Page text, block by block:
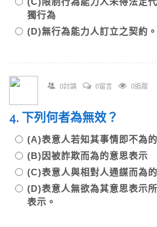
獨行為
(D)無行為能力人訂立之契約。
0討論 0留言 0追蹤
4. 下列何者為無效？
(A)表意人若知其事情即不為
(B)因被詐欺而為的意思表示
(C)表意人與相對人通謀而為
(D)表意人無欲為其意思表示
表示。